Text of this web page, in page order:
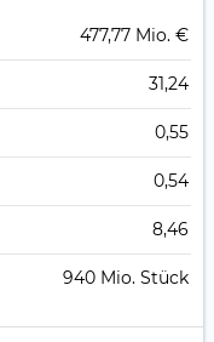
477,77 Mio. €
31,24
0,55
0,54
8,46
940 Mio. Stück